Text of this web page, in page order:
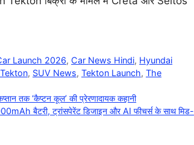
Launch 2026, Car News Hindi, Hyundai
, SUV News, Tekton Launch, The
तक ‘कैप्टन कूल’ की प्रेरणादायक कहानी
बैटरी, ट्रांसपेरेंट डिजाइन और AI फीचर्स के साथ मिड-